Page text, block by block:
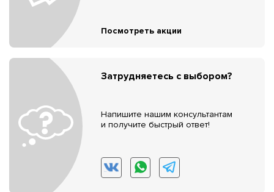
Посмотреть акции
Затрудняетесь с выбором?
Напишите нашим консультантам
и получите быстрый ответ!